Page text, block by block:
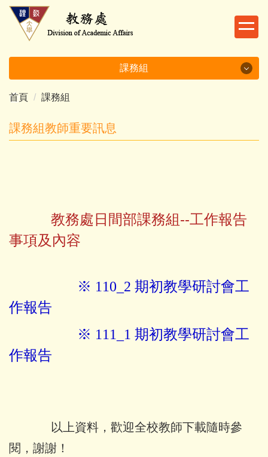
跳
容
區
課務組
課務組
課務組承辦業務
課務組表單下載
課務組常見問題
首頁 課務組
課務組教師重要訊息
教務處日間部課務組--工作報告
事項及內容
※ 110_2 期初教學研討會工
作報告
※ 111_1 期初教學研討會工
作報告
以上資料，歡迎全校教師下載隨時參
閱，謝謝！